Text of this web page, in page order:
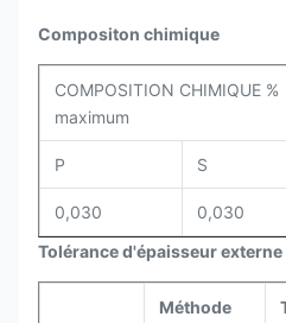
Compositon chimique
COMPOSITION CHIMIQUE %
maximum
P S
0,030
0,030
Tolérance d'épaisseur
Méthode